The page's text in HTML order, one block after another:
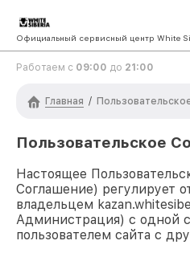
Официальный сервисный центр White
Работаем с 09:00 до 21:00
Главная /
Пользовательское
Настоящее
Соглашение) регулирует
владельцем
Администрация) с одной
пользователем сайта с